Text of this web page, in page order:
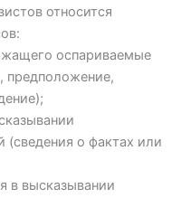
относится
оспариваемые
предположение,
о фактах или
в высказывании